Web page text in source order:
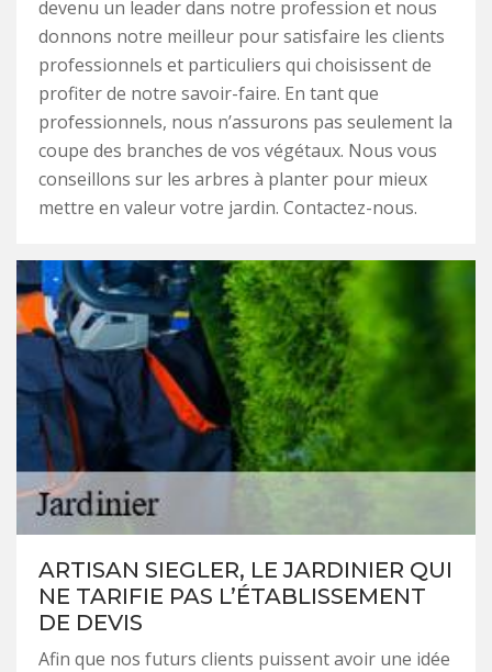
devenu un leader dans notre profession et nous
donnons notre meilleur pour satisfaire les clients
professionnels et particuliers qui choisissent de
profiter de notre savoir-faire. En tant que
professionnels, nous n’assurons pas seulement la
coupe des branches de vos végétaux. Nous vous
conseillons sur les arbres à planter pour mieux
mettre en valeur votre jardin. Contactez-nous.
ARTISAN SIEGLER, LE JARDINIER QUI
NE TARIFIE PAS L’ÉTABLISSEMENT
DE DEVIS
Afin que nos futurs clients puissent avoir une idée